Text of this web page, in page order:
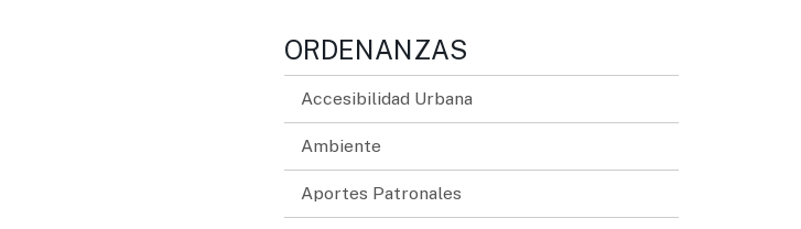
ORDENANZAS
Accesibilidad Urbana
Ambiente
Aportes Patronales